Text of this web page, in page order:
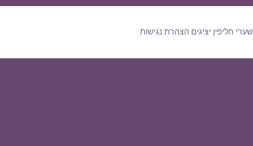
שערי חליפין יציגים הצהרת נגישות